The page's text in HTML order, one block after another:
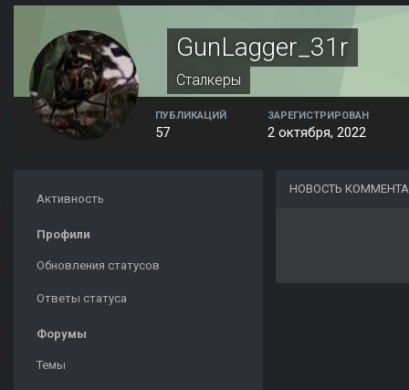
GunLagger_31r
Сталкеры
ПУБЛИКАЦИЙ
57
ЗАРЕГИСТРИРОВАН
2 октября, 2022
Активность
Профили
Обновления статусов
Ответы статуса
Форумы
Темы
НОВОСТЬ